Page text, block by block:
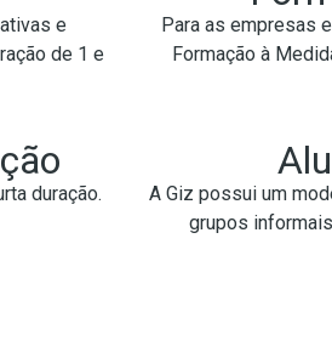
e
de 1 e
Para as empresas
Formação à
duração.
A Giz possui um
grupos